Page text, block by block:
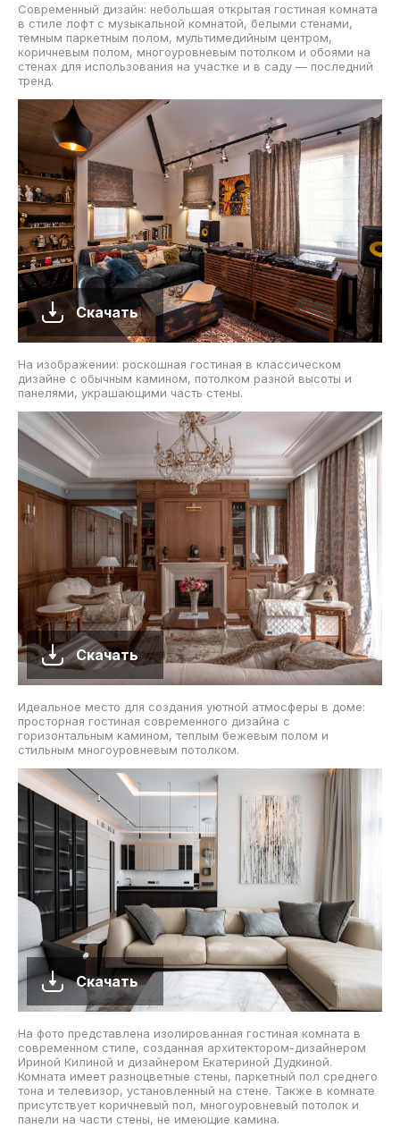
Современный дизайн: небольшая открытая гостиная комната
в стиле лофт с музыкальной комнатой, белыми стенами,
темным паркетным полом, мультимедийным центром,
коричневым полом, многоуровневым потолком и обоями на
стенах для использования на участке и в саду — последний
тренд.
Скачать
На изображении: роскошная гостиная в классическом
дизайне с обычным камином, потолком разной высоты и
панелями, украшающими часть стены.
Скачать
Идеальное место для создания уютной атмосферы в доме:
просторная гостиная современного дизайна с
горизонтальным камином, теплым бежевым полом и
стильным многоуровневым потолком.
Скачать
На фото представлена изолированная гостиная комната в
современном стиле, созданная архитектором-дизайнером
Ириной Килиной и дизайнером Екатериной Дудкиной.
Комната имеет разноцветные стены, паркетный пол среднего
тона и телевизор, установленный на стене. Также в комнате
присутствует коричневый пол, многоуровневый потолок и
панели на части стены, не имеющие камина.